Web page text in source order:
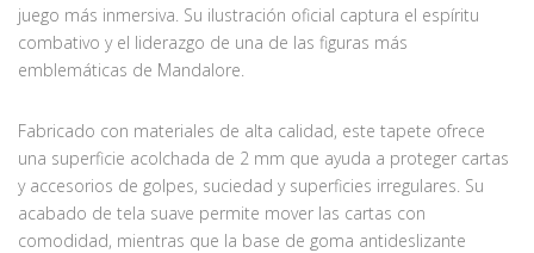
juego más inmersiva. Su ilustración oficial captura el espíritu
combativo y el liderazgo de una de las figuras más
emblemáticas de Mandalore.
Fabricado con materiales de alta calidad, este tapete ofrece
una superficie acolchada de 2 mm que ayuda a proteger cartas
y accesorios de golpes, suciedad y superficies irregulares. Su
acabado de tela suave permite mover las cartas con
comodidad, mientras que la base de goma antideslizante